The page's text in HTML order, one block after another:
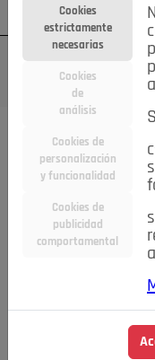
Su cuenta
TODAS
Niños y Bebés
Moda
Cine, Libros y Música
Cookies
estrictamente
necesarias
Cookies
de
análisis
Cookies de
personalización
y funcionalidad
Cookies de
publicidad
comportamental